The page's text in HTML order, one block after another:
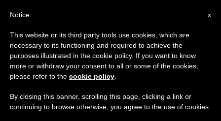
أحداث خاصة
x
Notice
This website or its third party tools use cookies, which are
necessary to its functioning and required to achieve the
purposes illustrated in the cookie policy. If you want to know
more or withdraw your consent to all or some of the cookies,
please refer to the cookie policy
By closing this banner, scrolling this page, clicking a link or
continuing to browse otherwise, you agree to the use of cookies.